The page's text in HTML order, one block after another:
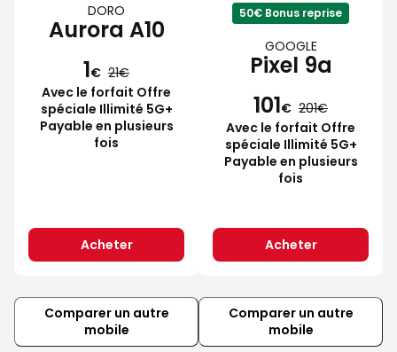
DORO
Aurora A10
1€ 21
Avec le forfait Offre
spéciale Illimité 5G+
Payable en plusieurs
fois
Acheter
50€ Bonus reprise
GOOGLE
Pixel 9a
101€ 201
Avec le forfait Offre
spéciale Illimité 5G+
Payable en plusieurs
fois
Acheter
Comparer un autre
mobile
Comparer un autre
mobile